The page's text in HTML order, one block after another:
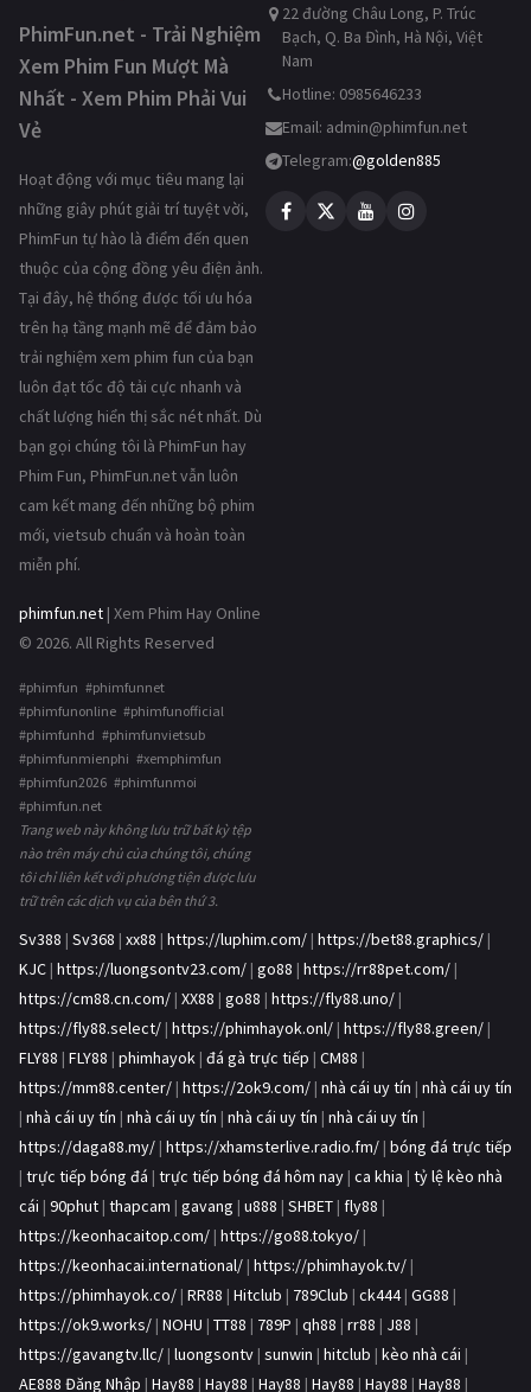
PhimFun.net - Trải Nghiệm
Xem Phim Fun Mượt Mà
Nhất - Xem Phim Phải Vui
Vẻ
Hoạt động với mục tiêu mang lại
những giây phút giải trí tuyệt vời,
PhimFun tự hào là điểm đến quen
thuộc của cộng đồng yêu điện ảnh.
Tại đây, hệ thống được tối ưu hóa
trên hạ tầng mạnh mẽ để đảm bảo
trải nghiệm xem phim fun của bạn
luôn đạt tốc độ tải cực nhanh và
chất lượng hiển thị sắc nét nhất. Dù
bạn gọi chúng tôi là PhimFun hay
Phim Fun, PhimFun.net vẫn luôn
cam kết mang đến những bộ phim
mới, vietsub chuẩn và hoàn toàn
miễn phí.
phimfun.net | Xem Phim Hay Online
© 2026. All Rights Reserved
#phimfun #phimfunnet
#phimfunonline #phimfunofficial
#phimfunhd #phimfunvietsub
#phimfunmienphi #xemphimfun
#phimfun2026 #phimfunmoi
#phimfun.net
Trang web này không lưu trữ bất kỳ tệp
nào trên máy chủ của chúng tôi, chúng
tôi chỉ liên kết với phương tiện được lưu
trữ trên các dịch vụ của bên thứ 3.
22 đường Châu Long, P. Trúc
Bạch, Q. Ba Đình, Hà Nội, Việt
Nam
Hotline: 0985646233
Email: admin@phimfun.net
Telegram:@golden885
Sv388 | Sv368 | xx88 | https://luphim.com/ | https://bet88.graphics/ |
KJC | https://luongsontv23.com/ | go88 | https://rr88pet.com/ |
https://cm88.cn.com/ | XX88 | go88 | https://fly88.uno/ |
https://fly88.select/ | https://phimhayok.onl/ | https://fly88.green/ |
FLY88 | FLY88 | phimhayok | đá gà trực tiếp | CM88 |
https://mm88.center/ | https://2ok9.com/ | nhà cái uy tín | nhà cái uy tín
| nhà cái uy tín | nhà cái uy tín | nhà cái uy tín | nhà cái uy tín |
https://daga88.my/ | https://xhamsterlive.radio.fm/ | bóng đá trực tiếp
| trực tiếp bóng đá | trực tiếp bóng đá hôm nay | ca khia | tỷ lệ kèo nhà
cái | 90phut | thapcam | gavang | u888 | SHBET | fly88 |
https://keonhacaitop.com/ | https://go88.tokyo/ |
https://keonhacai.international/ | https://phimhayok.tv/ |
https://phimhayok.co/ | RR88 | Hitclub | 789Club | ck444| GG88 |
https://ok9.works/ | NOHU | TT88 | 789P | qh88 | rr88 | J88 |
https://gavangtv.llc/ | luongsontv | sunwin | hitclub | kèo nhà cái |
AE888 Đăng Nhập | Hay88 | Hay88 | Hay88 | Hay88 | Hay88 | Hay88 |